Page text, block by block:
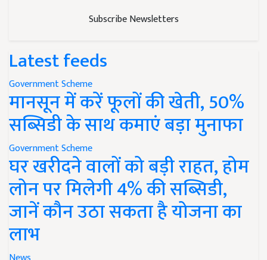
Subscribe Newsletters
Latest feeds
Government Scheme
मानसून में करें फूलों की खेती, 50%
सब्सिडी के साथ कमाएं बड़ा मुनाफा
Government Scheme
घर खरीदने वालों को बड़ी राहत, होम
लोन पर मिलेगी 4% की सब्सिडी,
जानें कौन उठा सकता है योजना का
लाभ